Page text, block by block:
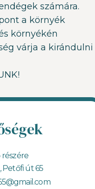
számára.
a környék
környékén
várja a kirándulni
részére
Petőfi út 65